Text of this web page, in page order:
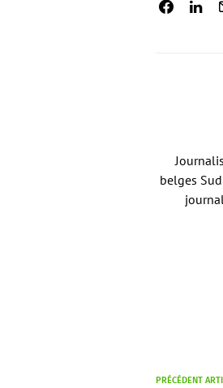
belges
PRÉCÉDENT